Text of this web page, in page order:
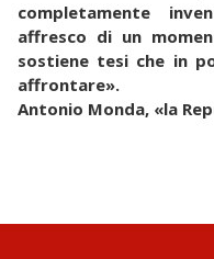
completamente
affresco di un
sostiene tesi che in
affrontare».
Antonio Monda, «la